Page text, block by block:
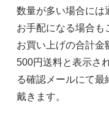
数量が多い場合には
お手配になる場合も
お買い上げの合計金
500円送料と表示さ
る確認メールにて最
戴きます。